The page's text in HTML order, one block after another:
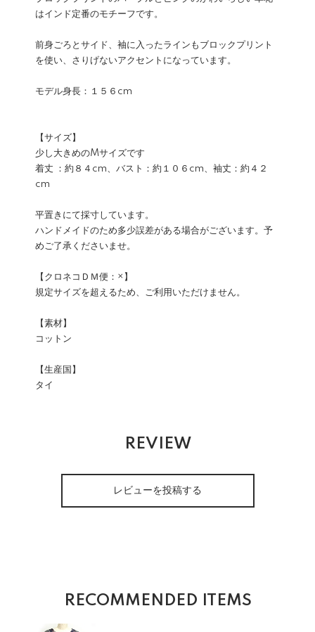
はインド定番のモチーフです。
前身ごろとサイド、袖に入ったラインもブロックプリント
を使い、さりげないアクセントになっています。
モデル身長：１５６cm
【サイズ】
少し大きめのMサイズです
着丈 ：約８４cm、バスト：約１０６cm、袖丈：約４２
cm
平置きにて採寸しています。
ハンドメイドのため多少誤差がある場合がございます。予
めご了承くださいませ。
【クロネコＤＭ便：×】
規定サイズを超えるため、ご利用いただけません。
【素材】
コットン
【生産国】
タイ
REVIEW
レビューを投稿する
RECOMMENDED ITEMS